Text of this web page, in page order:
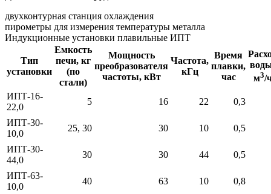
двухконтурная станция охлаждения
пирометры для измерения температуры металла
Индукционные установки плавильные ИПТ
Тип
установки
Емкость
печи, кг
(по
стали)
Мощность
преобразователя
частоты, кВт
Частота,
кГц
Время
плавки,
час
м3/
ИПТ-16-
22,0
5 16 22 0,3
ИПТ-30-
10,0
25, 30 30 10 0,5
ИПТ-30-
44,0
30 30 44 0,5
ИПТ-63-
10,0
40 63 10 0,8